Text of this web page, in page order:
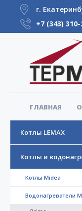
г.
+7 (343)
ГЛАВНАЯ
Котлы LEMAX
Котлы и
Котлы Midea
Водонагреватели